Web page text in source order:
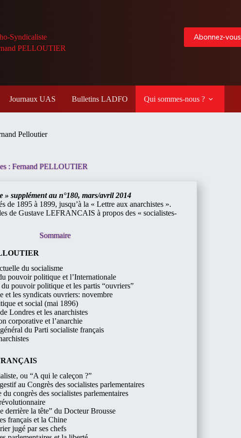
Syndicaliste
PELLOUTIER
Abonnez-vous
Journaux UAS Bulletins LADFO Qui sommes-nous ?
Pelloutier
: Fernand PELLOUTIER
» supplément au n°180, mars/avril 2014
de 1895 à 1899, jusqu’à la « Lettre aux anarchistes ».
de Gustave LEFRANCAIS à propos des « socialistes-
Sommaire
du socialisme
pouvoir politique et l’Internationale
pouvoir politique et les partis “ouvriers”
et les syndicats ouvriers: novembre
et social (mai 1896)
Londres et les anarchistes
corporative et l’anarchie
du Parti socialiste français
ou “A qui le caleçon ?”
au Congrès des socialistes parlementaires
congrès des socialistes parlementaires
derrière la tête” du Docteur Brousse
français et la Chine
jugé par ses chefs